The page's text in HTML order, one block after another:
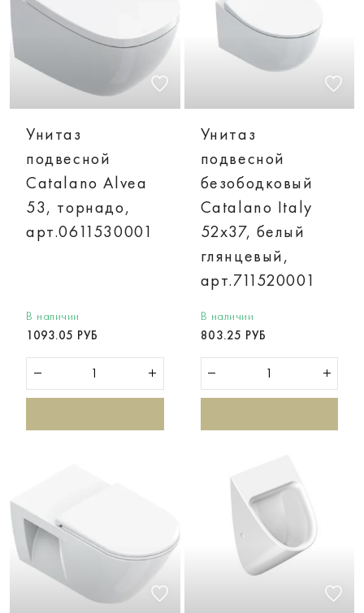
Унитаз
подвесной
Catalano Alvea
53, торнадо,
арт.0611530001
В наличии
1093.05 РУБ
Унитаз
подвесной
безободковый
Catalano Italy
52х37, белый
глянцевый,
арт.711520001
В наличии
803.25 РУБ